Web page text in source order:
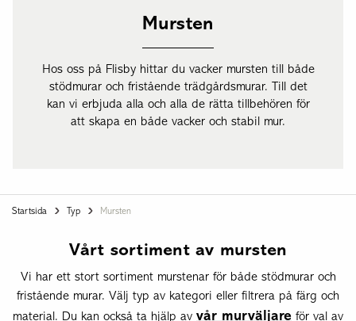
Mursten
Hos oss på Flisby hittar du vacker mursten till både
stödmurar och fristående trädgårdsmurar. Till det
kan vi erbjuda alla och alla de rätta tillbehören för
att skapa en både vacker och stabil mur.
Startsida Typ Mursten
Vårt sortiment av mursten
Vi har ett stort sortiment murstenar för både stödmurar och
fristående murar. Välj typ av kategori eller filtrera på färg och
material. Du kan också ta hjälp av vår murväljare för val av